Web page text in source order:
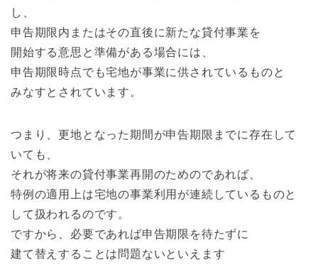
し、
申告期限内またはその直後に新たな貸付事業を
開始する意思と準備がある場合には、
申告期限時点でも宅地が事業に供されているものと
みなすとされています。
つまり、更地となった期間が申告期限までに存在して
いても、
それが将来の貸付事業再開のためのであれば、
特例の適用上は宅地の事業利用が連続しているものと
して扱われるのです。
ですから、必要であれば申告期限を待たずに
建て替えすることは問題ないといえます